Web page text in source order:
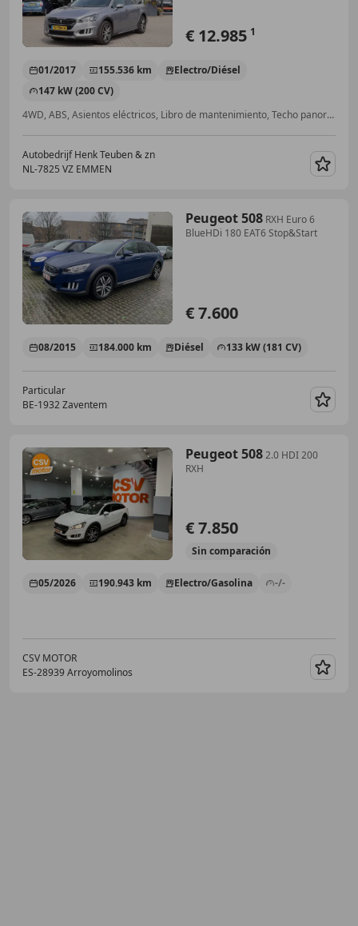
€ 12.985 1
01/2017 155.536 km
Electro/Diésel
147 kW (200 CV)
4WD, ABS, Asientos eléctricos, Libro de mantenimiento, Techo panorámico, Climatizador automático, Asientos con masaje, Faros de LED
Autobedrijf Henk Teuben & zn
NL-7825 VZ EMMEN
Peugeot 508 RXH Euro 6
BlueHDi 180 EAT6 Stop&Start
€ 7.600
08/2015 184.000 km Diésel 133 kW (181 CV)
Particular
BE-1932 Zaventem
Peugeot 5082.0 HDI 200
RXH
€ 7.850
Sin comparación
05/2026 190.943 km Electro/Gasolina -/-
CSV MOTOR
ES-28939 Arroyomolinos